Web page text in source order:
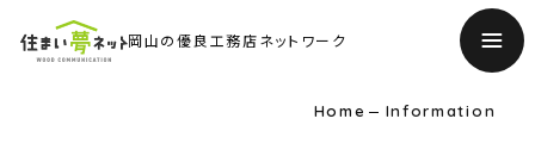
岡山の優良工務店ネットワーク
Home Information